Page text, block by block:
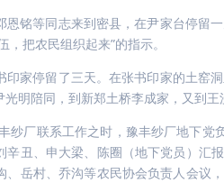
恩铭等同志来到密县，在尹家台停留
把农民组织起来”的指示。
印家停留了三天。在张书印家的土窑
明陪同，到新郑土桥李成家，又到王
纱厂联系工作之时，豫丰纱厂地下
辛丑、申大梁、陈圈（地下党员）汇
、岳村、乔沟等农民协会负责人会议